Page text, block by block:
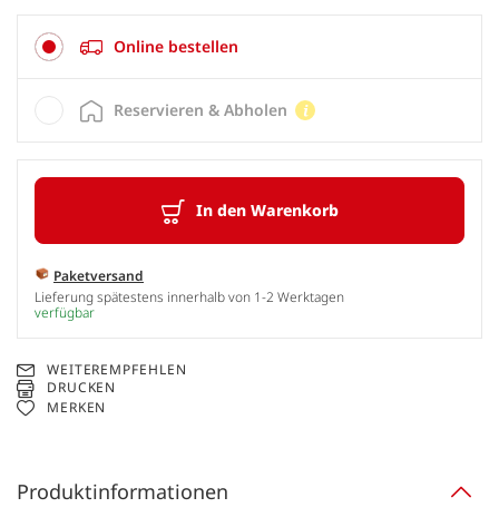
Online bestellen
In den Warenkorb
Paketversand
Lieferung spätestens innerhalb von 1-2 Werktagen
verfügbar
Reservieren & Abholen
WEITEREMPFEHLEN
DRUCKEN
MERKEN
Produktinformationen